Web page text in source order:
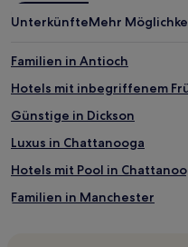
UnterkünfteMehr
Familien in Antioch
Hotels mit inbegriffenem
Günstige in Dickson
Luxus in Chattanooga
Hotels mit Pool in
Familien in Manchester